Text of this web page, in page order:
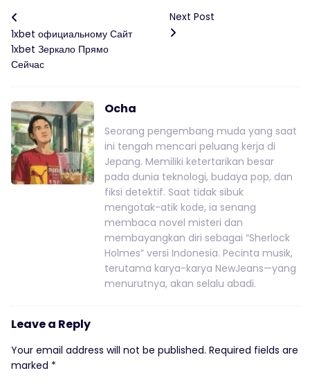
1xbet официальному Сайт
1xbet Зеркало Прямо
Сейчас
Next Post
Ocha
Seorang pengembang muda yang saat
ini tengah mencari peluang kerja di
Jepang. Memiliki ketertarikan besar
pada dunia teknologi, budaya pop, dan
fiksi detektif. Saat tidak sibuk
mengotak-atik kode, ia senang
membaca novel misteri dan
membayangkan diri sebagai “Sherlock
Holmes” versi Indonesia. Pecinta musik,
terutama karya-karya NewJeans—yang
menurutnya, akan selalu abadi.
Leave a Reply
Your email address will not be published. Required fields are
marked *